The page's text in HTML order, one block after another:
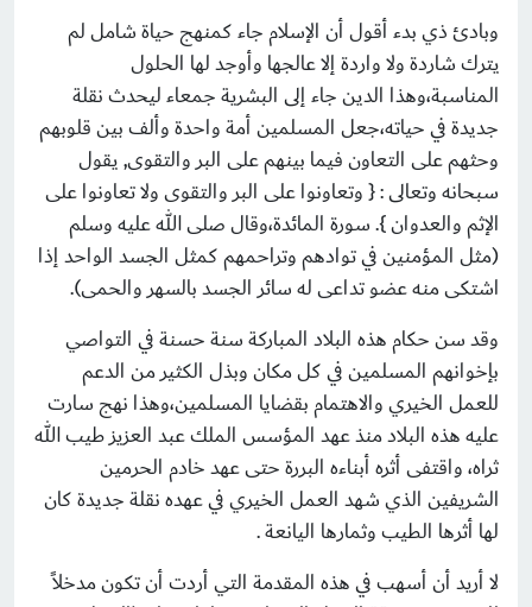
وبادئ ذي بدء أقول أن الإسلام جاء كمنهج حياة شامل لم
يترك شاردة ولا واردة إلا عالجها وأوجد لها الحلول
المناسبة،وهذا الدين جاء إلى البشرية جمعاء ليحدث نقلة
جديدة في حياته،جعل المسلمين أمة واحدة وألف بين قلوبهم
وحثهم على التعاون فيما بينهم على البر والتقوى, يقول
سبحانه وتعالى : { وتعاونوا على البر والتقوى ولا تعاونوا على
الإثم والعدوان }. سورة المائدة،وقال صلى الله عليه وسلم
(مثل المؤمنين في توادهم وتراحمهم كمثل الجسد الواحد إذا
اشتكى منه عضو تداعى له سائر الجسد بالسهر والحمى).
وقد سن حكام هذه البلاد المباركة سنة حسنة في التواصي
بإخوانهم المسلمين في كل مكان وبذل الكثير من الدعم
للعمل الخيري والاهتمام بقضايا المسلمين،وهذا نهج سارت
عليه هذه البلاد منذ عهد المؤسس الملك عبد العزيز طيب الله
ثراه، واقتفى أثره أبناءه البررة حتى عهد خادم الحرمين
الشريفين الذي شهد العمل الخيري في عهده نقلة جديدة كان
لها أثرها الطيب وثمارها اليانعة .
لا أريد أن أسهب في هذه المقدمة التي أردت أن تكون مدخلاً